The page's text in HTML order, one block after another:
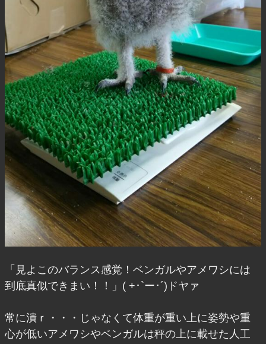
「見よこのバランス感覚！ベンガルやアメワシには
到底真似できまい！！」( +･`ー･´)ドヤァ
常に潰ｒ・・・じゃなくて体重が重い上に姿勢や重
心が低いアメワシやベンガルは秤の上に載せた人工